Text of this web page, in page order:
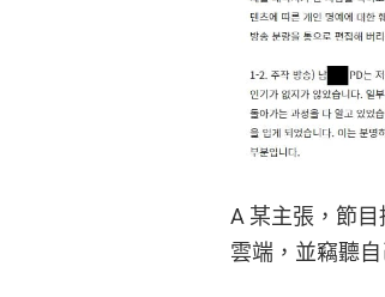
A 某主張，節
雲端，並竊聽